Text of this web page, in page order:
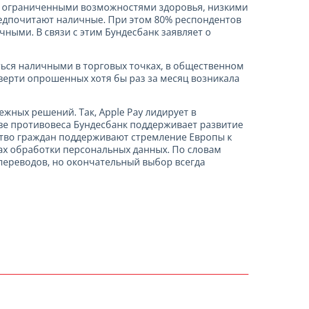
возможностями здоровья, низкими
наличные. При этом 80% респондентов
В связи с этим Бундесбанк заявляет о
наличными в торговых точках, в общественном
опрошенных хотя бы раз за месяц возникала
решений. Так, Apple Pay лидирует в
противовеса Бундесбанк поддерживает развитие
граждан поддерживают стремление Европы к
обработки персональных данных. По словам
но окончательный выбор всегда